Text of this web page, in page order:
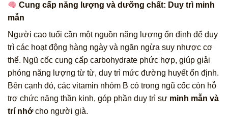
Cung cấp năng lượng và dưỡng chất: Duy trì minh
mẫn
Người cao tuổi cần một nguồn năng lượng ổn định để duy
trì các hoạt động hàng ngày và ngăn ngừa suy nhược cơ
thể. Ngũ cốc cung cấp carbohydrate phức hợp, giúp giải
phóng năng lượng từ từ, duy trì mức đường huyết ổn định.
Bên cạnh đó, các vitamin nhóm B có trong ngũ cốc còn hỗ
trợ chức năng thần kinh, góp phần duy trì sự minh mẫn và
trí nhớcho người già.